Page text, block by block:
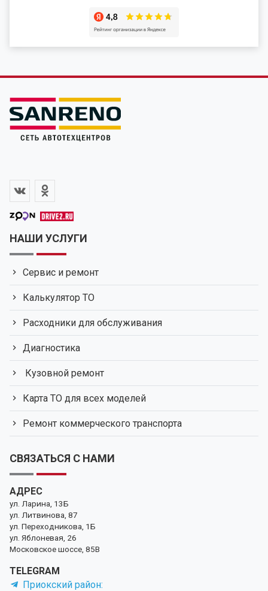
НАШИ УСЛУГИ
Сервис и ремонт
Калькулятор ТО
Расходники для обслуживания
Диагностика
Кузовной ремонт
Карта ТО для всех моделей
Ремонт коммерческого транспорта
СВЯЗАТЬСЯ С НАМИ
АДРЕС
ул. Ларина, 13Б
ул. Литвинова, 87
ул. Переходникова, 1Б
ул. Яблоневая, 26
Московское шоссе, 85В
TELEGRAM
Приокский район: